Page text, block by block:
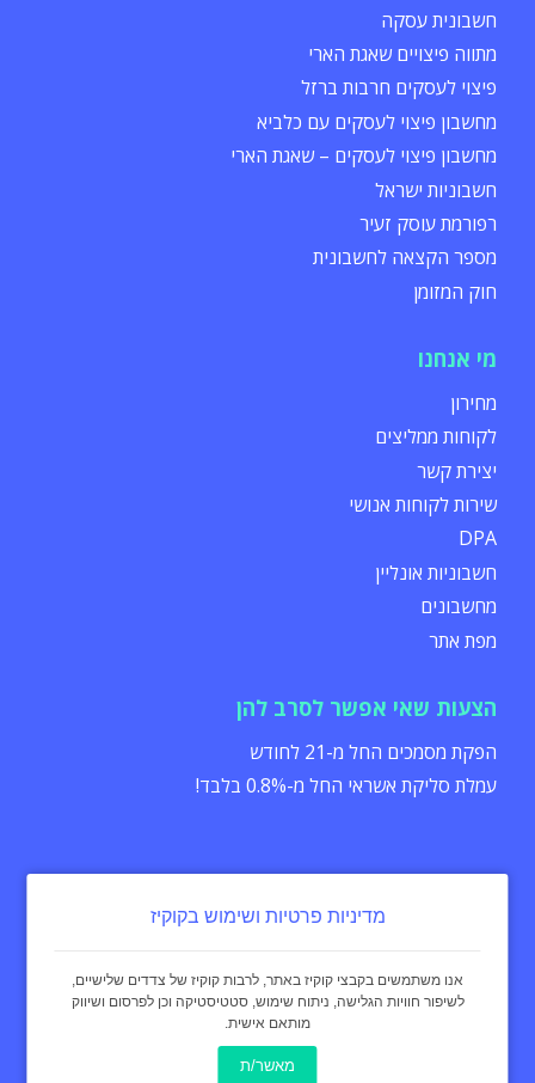
חשבונית עסקה
מתווה פיצויים שאגת הארי
פיצוי לעסקים חרבות ברזל
מחשבון פיצוי לעסקים עם כלביא
מחשבון פיצוי לעסקים – שאגת הארי
חשבוניות ישראל
רפורמת עוסק זעיר
מספר הקצאה לחשבונית
חוק המזומן
מי אנחנו
מחירון
לקוחות ממליצים
יצירת קשר
שירות לקוחות אנושי
DPA
חשבוניות אונליין
מחשבונים
מפת אתר
הצעות שאי אפשר לסרב להן
הפקת מסמכים החל מ-21 לחודש
עמלת סליקת אשראי החל מ-0.8% בלבד!
מדיניות פרטיות
באינטרנט Invoice4u
מדיניות פרטיות ושימוש בקוקיז
אנו משתמשים בקבצי קוקיז באתר, לרבות קוקיז של צדדים שלישיים,
לשיפור חוויות הגלישה, ניתוח שימוש, סטטיסטיקה וכן לפרסום ושיווק
מותאם אישית.
מאשר/ת